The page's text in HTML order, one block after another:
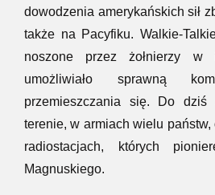
dowodzenia amerykańskich sił
także na Pacyfiku. Walkie-
noszone przez żołnierzy w
umożliwiało sprawną
przemieszczania się. Do dziś
terenie, w armiach wielu państw,
radiostacjach, których
Magnuskiego.